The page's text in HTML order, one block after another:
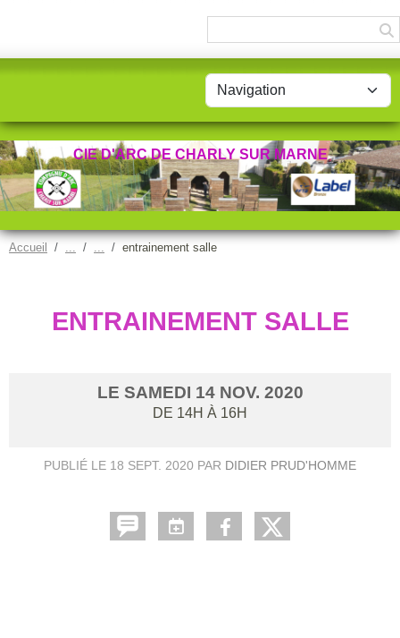
CIE D'ARC DE CHARLY SUR MARNE
Accueil entrainement salle
ENTRAINEMENT SALLE
LE SAMEDI 14 NOV. 2020
DE 14H À 16H
PUBLIÉ LE 18 SEPT. 2020 PAR DIDIER PRUD'HOMME